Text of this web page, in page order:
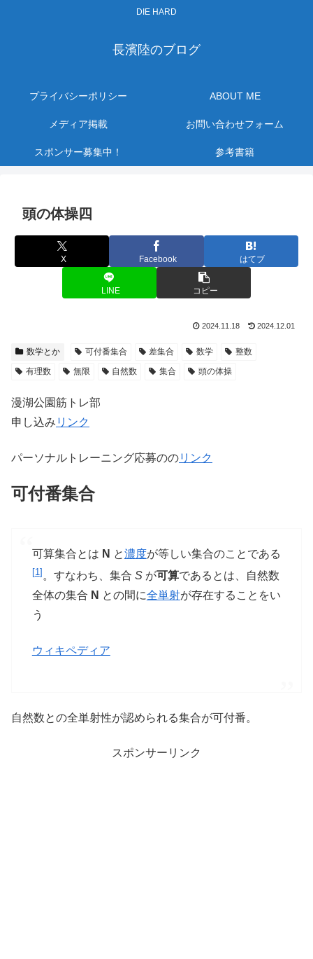
DIE HARD
長濱陸のブログ
プライバシーポリシー ABOUT ME
メディア掲載 お問い合わせフォーム
スポンサー募集中！ 参考書籍
頭の体操四
X Facebook はてブ
LINE コピー
2024.11.18 2024.12.01
数学とか 可付番集合 差集合 数学
整数
有理数
無限 自然数 集合 頭の体操
漫湖公園筋トレ部
申し込み リンク
パーソナルトレーニング応募ののリンク
可付番集合
可算集合とは N と濃度が等しい集合のことである
[1] 。すなわち、集合 Sが可算であるとは、自然数
全体の集合 N との間に全単射が存在することをい
う
ウィキペディア
自然数との全単射性が認められる集合が可付番。
スポンサーリンク